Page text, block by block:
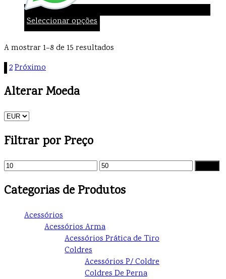
Seleccionar opções
A mostrar 1–8 de 15 resultados
2Próximo
Alterar Moeda
Filtrar por Preço
Categorias de Produtos
Acessórios
Acessórios Arma
Acessórios Prática de Tiro
Coldres
Acessórios P/ Coldre
Coldres De Perna